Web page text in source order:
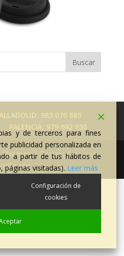
983 070 885
PALENCIA: 979 692 930
| Desarrollado por
y de terceros para fines
publicidad personalizada en
a partir de tus hábitos de
páginas visitadas). Leer más
Configuración de
cookies